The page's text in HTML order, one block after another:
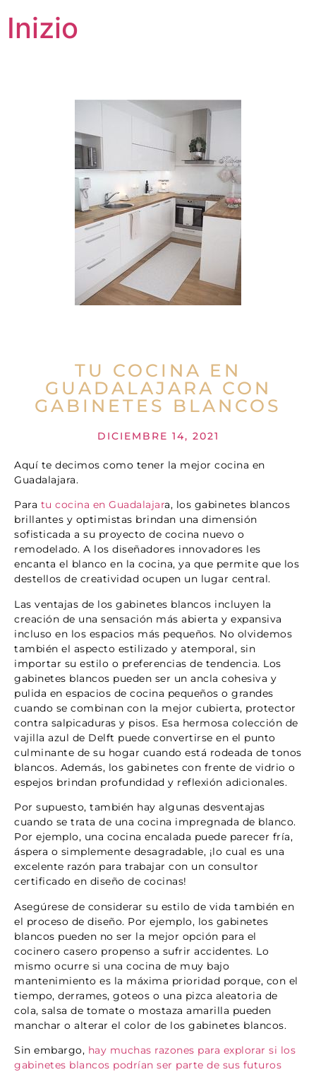
Inizio
TU COCINA EN
GUADALAJARA CON
GABINETES BLANCOS
DICIEMBRE 14, 2021
Aquí te decimos como tener la mejor cocina en
Guadalajara.
Para tu cocina en Guadalajara, los gabinetes blancos
brillantes y optimistas brindan una dimensión
sofisticada a su proyecto de cocina nuevo o
remodelado. A los diseñadores innovadores les
encanta el blanco en la cocina, ya que permite que los
destellos de creatividad ocupen un lugar central.
Las ventajas de los gabinetes blancos incluyen la
creación de una sensación más abierta y expansiva
incluso en los espacios más pequeños. No olvidemos
también el aspecto estilizado y atemporal, sin
importar su estilo o preferencias de tendencia. Los
gabinetes blancos pueden ser un ancla cohesiva y
pulida en espacios de cocina pequeños o grandes
cuando se combinan con la mejor cubierta, protector
contra salpicaduras y pisos. Esa hermosa colección de
vajilla azul de Delft puede convertirse en el punto
culminante de su hogar cuando está rodeada de tonos
blancos. Además, los gabinetes con frente de vidrio o
espejos brindan profundidad y reflexión adicionales.
Por supuesto, también hay algunas desventajas
cuando se trata de una cocina impregnada de blanco.
Por ejemplo, una cocina encalada puede parecer fría,
áspera o simplemente desagradable, ¡lo cual es una
excelente razón para trabajar con un consultor
certificado en diseño de cocinas!
Asegúrese de considerar su estilo de vida también en
el proceso de diseño. Por ejemplo, los gabinetes
blancos pueden no ser la mejor opción para el
cocinero casero propenso a sufrir accidentes. Lo
mismo ocurre si una cocina de muy bajo
mantenimiento es la máxima prioridad porque, con el
tiempo, derrames, goteos o una pizca aleatoria de
cola, salsa de tomate o mostaza amarilla pueden
manchar o alterar el color de los gabinetes blancos.
Sin embargo, hay muchas razones para explorar si los
gabinetes blancos podrían ser parte de sus futuros